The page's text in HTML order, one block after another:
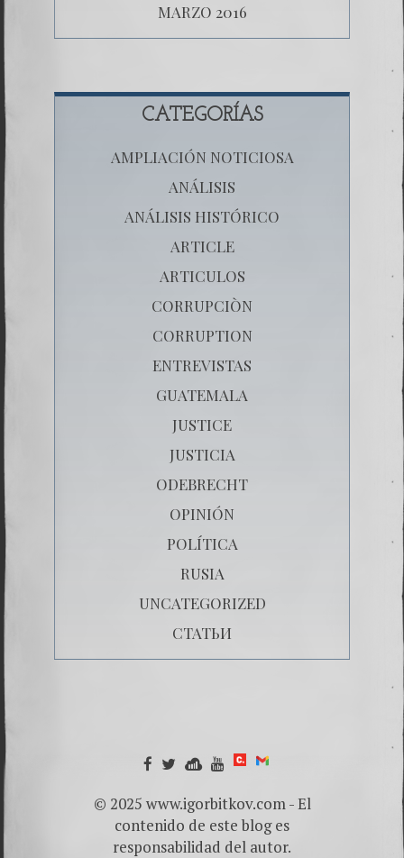
MARZO 2016
CATEGORÍAS
AMPLIACIÓN NOTICIOSA
ANÁLISIS
ANÁLISIS HISTÓRICO
ARTICLE
ARTICULOS
CORRUPCIÒN
CORRUPTION
ENTREVISTAS
GUATEMALA
JUSTICE
JUSTICIA
ODEBRECHT
OPINIÓN
POLÍTICA
RUSIA
UNCATEGORIZED
СТАТЬИ
© 2025 www.igorbitkov.com - El
contenido de este blog es
responsabilidad del autor.